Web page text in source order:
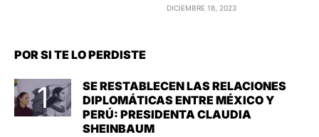
DICIEMBRE 18, 2023
POR SI TE LO PERDISTE
SE RESTABLECEN LAS RELACIONES
DIPLOMÁTICAS ENTRE MÉXICO Y
PERÚ: PRESIDENTA CLAUDIA
SHEINBAUM